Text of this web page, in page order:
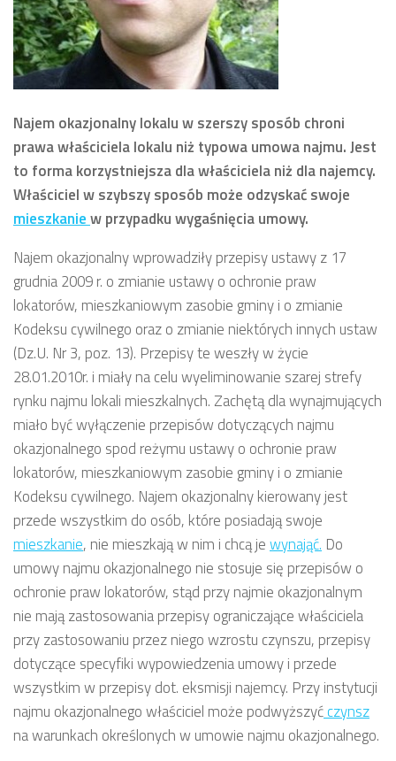
Najem okazjonalny lokalu w szerszy sposób chroni
prawa właściciela lokalu niż typowa umowa najmu. Jest
to forma korzystniejsza dla właściciela niż dla najemcy.
Właściciel w szybszy sposób może odzyskać swoje
mieszkaniew przypadku wygaśnięcia umowy.
Najem okazjonalny wprowadziły przepisy ustawy z 17
grudnia 2009 r. o zmianie ustawy o ochronie praw
lokatorów, mieszkaniowym zasobie gminy i o zmianie
Kodeksu cywilnego oraz o zmianie niektórych innych ustaw
(Dz.U. Nr 3, poz. 13). Przepisy te weszły w życie
28.01.2010r. i miały na celu wyeliminowanie szarej strefy
rynku najmu lokali mieszkalnych. Zachętą dla wynajmujących
miało być wyłączenie przepisów dotyczących najmu
okazjonalnego spod reżymu ustawy o ochronie praw
lokatorów, mieszkaniowym zasobie gminy i o zmianie
Kodeksu cywilnego. Najem okazjonalny kierowany jest
przede wszystkim do osób, które posiadają swoje
mieszkanie, nie mieszkają w nim i chcą jewynająć. Do
umowy najmu okazjonalnego nie stosuje się przepisów o
ochronie praw lokatorów, stąd przy najmie okazjonalnym
nie mają zastosowania przepisy ograniczające właściciela
przy zastosowaniu przez niego wzrostu czynszu, przepisy
dotyczące specyfiki wypowiedzenia umowy i przede
wszystkim w przepisy dot. eksmisji najemcy. Przy instytucji
najmu okazjonalnego właściciel może podwyższyćczynsz
na warunkach określonych w umowie najmu okazjonalnego.